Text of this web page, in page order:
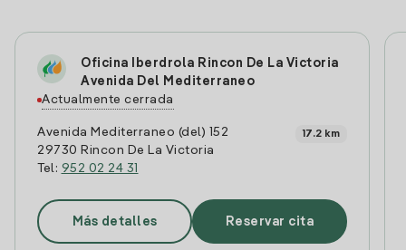
Oficina Iberdrola Rincon De La Victoria
Avenida Del Mediterraneo
Actualmente cerrada
Avenida Mediterraneo (del) 152
29730 Rincon De La Victoria
Tel: 952 02 24 31
17.2 km
Más detalles Reservar cita